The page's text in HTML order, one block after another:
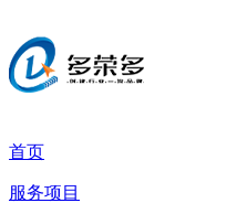
首页
服务项目